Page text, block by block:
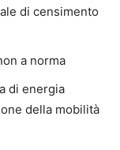
di censimento
a norma
di energia
della mobilità